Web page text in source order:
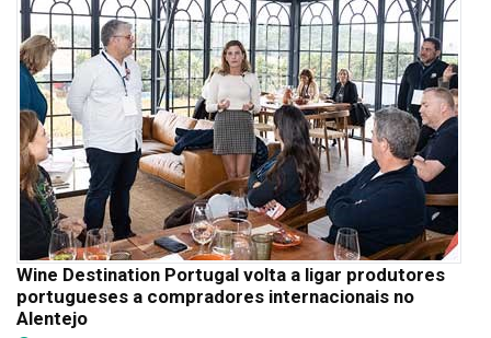
Wine Destination Portugal volta a ligar produtores
portugueses a compradores internacionais no
Alentejo